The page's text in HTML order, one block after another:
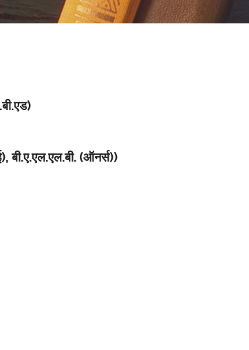
बी.ए.एल.एल.बी. (ऑनर्स))